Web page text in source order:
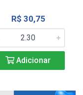
R$ 30,75
Adicionar